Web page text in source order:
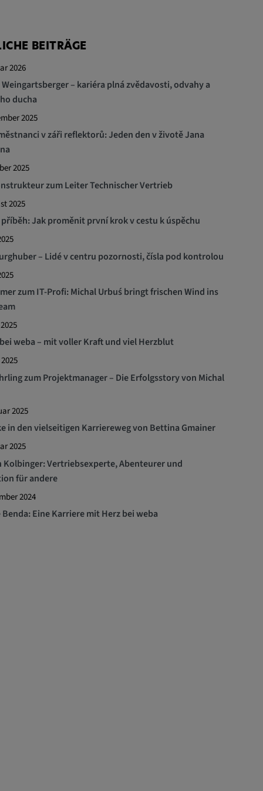
BEITRÄGE
2026
– kariéra plná zvědavosti, odvahy a
ducha
2025
v záři reflektorů: Jeden den v životě Jana
2025
zum Leiter Technischer Vertrieb
2025
Jak proměnit první krok v cestu k úspěchu
– Lidé v centru pozornosti, čísla pod kontrolou
zum IT-Profi: Michal Urbuś bringt frischen Wind ins
weba – mit voller Kraft und viel Herzblut
zum Projektmanager – Die Erfolgsstory von Michal
2025
in den vielseitigen Karriereweg von Bettina Gmainer
2025
Vertriebsexperte, Abenteurer und
für andere
2024
Eine Karriere mit Herz bei weba